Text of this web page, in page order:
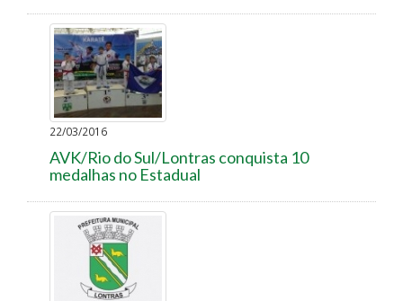
22/03/2016
AVK/Rio do Sul/Lontras conquista 10
medalhas no Estadual